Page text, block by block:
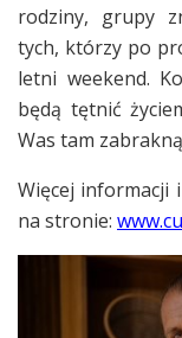
rodziny, grupy
tych, którzy po
letni weekend.
będą tętnić
Was tam
Więcej informacji
na stronie: